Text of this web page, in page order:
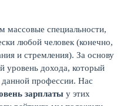
массовые специальности,
любой человек (конечно,
и стремления). За основу
уровень дохода, который
данной профессии. Нас
зарплаты у этих